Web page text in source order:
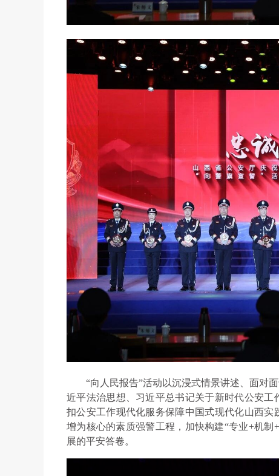
“向人民报告”活动以沉浸式情景讲述、面对
近平法治思想、习近平总书记关于新时代公安
扣公安工作现代化服务保障中国式现代化山西
增为核心的素质强警工程，加快构建“专业+机
展的平安答卷。